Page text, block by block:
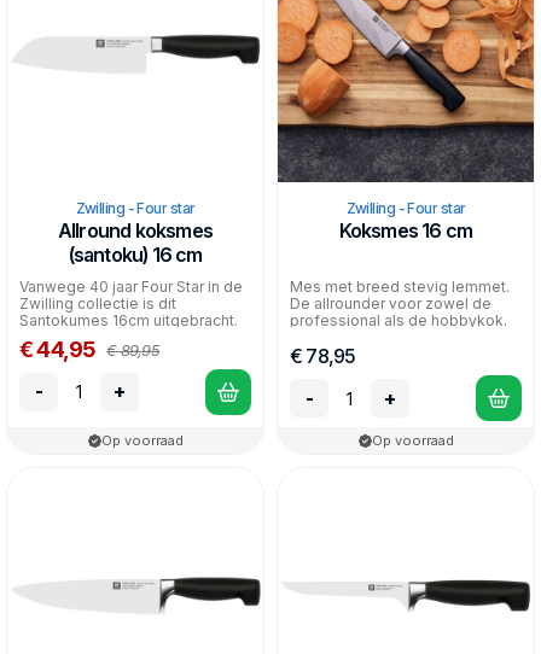
Zwilling - Four star
Allround koksmes
(santoku) 16 cm
Vanwege 40 jaar Four Star in de
Zwilling collectie is dit
Santokumes 16cm uitgebracht.
Allroundmes uit d...
€ 44,95 € 89,95
- +
Op voorraad
Zwilling - Four star
Koksmes 16 cm
Mes met breed stevig lemmet.
De allrounder voor zowel de
professional als de hobbykok.
€ 78,95
-
+
Op voorraad